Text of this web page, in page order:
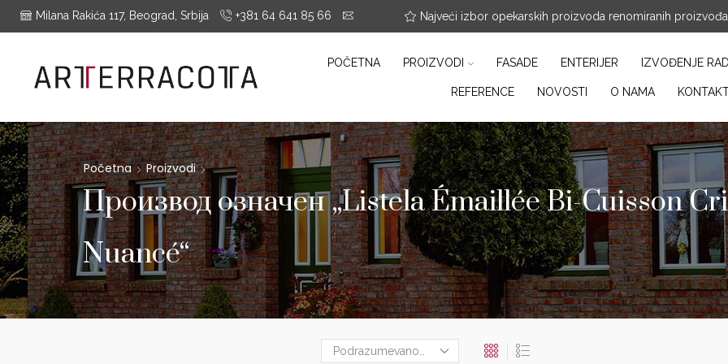
Milana Rakića 117, Beograd, Srbija +381 64 641 85 66 info@arterracotta.rs
Montrieux, Engels Baksteen, ABC-Klinkergruppe, Cotto D'este... Najveći izbor opekarskih proizvoda renomiranih
POČETNA PROIZVODI FASADE ENTERIJER IZVOĐENJE
REFERENCE NOVOSTI O NAMA
Početna Proizvodi
Производ oзначен „Listela Émaillée Bi-Cuisson
Nuancé“